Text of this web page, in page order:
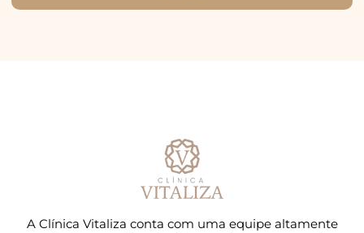
A Clínica Vitaliza conta com uma equipe altamente